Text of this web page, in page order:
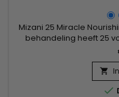
Mizani 25 Miracle
behandeling heeft 25
styling en bescherming
Miracle Nourishing Oil
formule met

